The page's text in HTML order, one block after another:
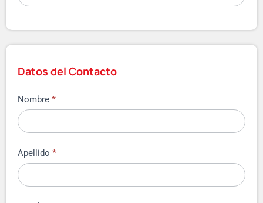
Datos del Contacto
Nombre *
Apellido *